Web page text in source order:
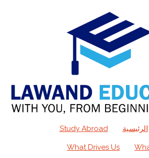
الرئيسية Study Abroad
What Drives Us